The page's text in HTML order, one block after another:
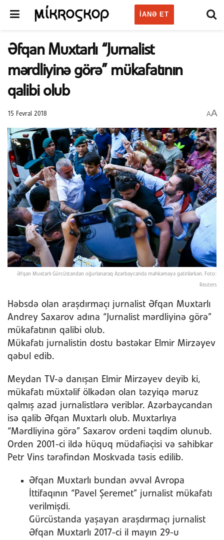
IANƏ ET
Əfqan Muxtarlı “Jurnalist
mərdliyinə görə” mükafatının
qalibi olub
15 Fevral 2018 AA
Əfqan Muxtarlı Gürcüstandan oğurlanaraq Azərbaycanda məhkəməyə gətirilərkən. Foto:
Reuters
Həbsdə olan araşdırmaçı jurnalist Əfqan Muxtarlı
Andrey Saxarov adına “Jurnalist mərdliyinə görə”
mükafatının qalibi olub.
Mükafatı jurnalistin dostu bəstəkar Elmir Mirzəyev
qəbul edib.
Meydan TV-ə danışan Elmir Mirzəyev deyib ki,
mükafatı müxtəlif ölkədən olan təzyiqə məruz
qalmış azad jurnalistlərə veriblər. Azərbaycandan
isə qalib Əfqan Muxtarlı olub. Muxtarlıya
“Mərdliyinə görə” Saxarov ordeni təqdim olunub.
Orden 2001-ci ildə hüquq müdafiəçisi və sahibkar
Petr Vins tərəfindən Moskvada təsis edilib.
Əfqan Muxtarlı bundan əvvəl Avropa
İttifaqının “Pavel Şeremet” jurnalist mükafatı
verilmişdi.
Gürcüstanda yaşayan araşdırmaçı jurnalist
Əfqan Muxtarlı 2017-ci il mayın 29-u